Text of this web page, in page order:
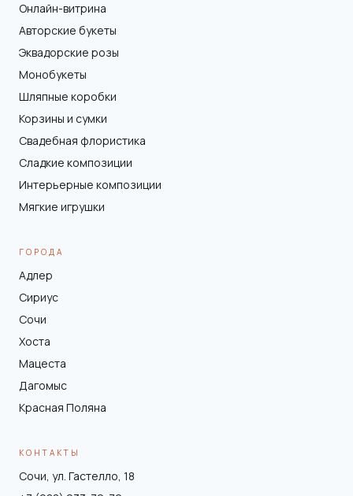
Онлайн-витрина
Авторские букеты
Эквадорские розы
Монобукеты
Шляпные коробки
Корзины и сумки
Свадебная флористика
Сладкие композиции
Интерьерные композиции
Мягкие игрушки
ГОРОДА
Адлер
Сириус
Сочи
Хоста
Мацеста
Дагомыс
Красная Поляна
КОНТАКТЫ
Сочи, ул. Гастелло, 18